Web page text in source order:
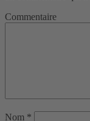
Commentaire
Nom *